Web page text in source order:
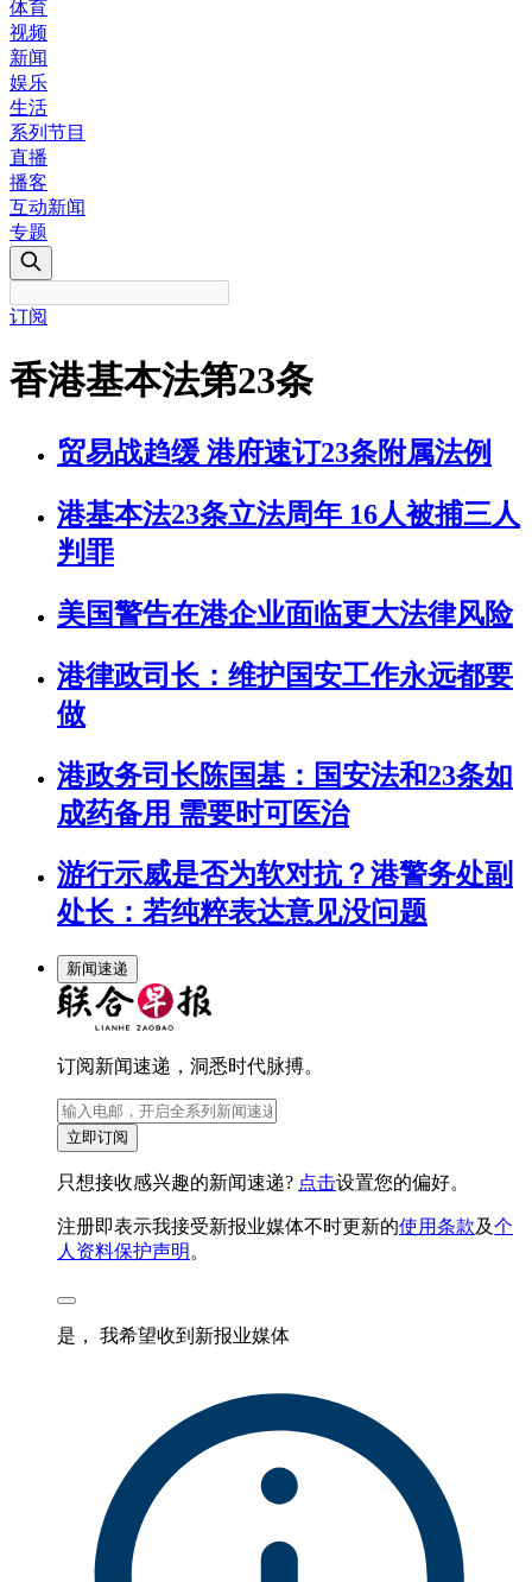
体育
视频
新闻
娱乐
生活
系列节目
直播
播客
互动新闻
专题
订阅
香港基本法第23条
贸易战趋缓 港府速订23条附属法例
港基本法23条立法周年 16人被捕三人
判罪
美国警告在港企业面临更大法律风险
港律政司长：维护国安工作永远都要
做
港政务司长陈国基：国安法和23条如
成药备用 需要时可医治
游行示威是否为软对抗？港警务处副
处长：若纯粹表达意见没问题
新闻速递
订阅新闻速递，洞悉时代脉搏。
立即订阅
只想接收感兴趣的新闻速递? 点击设置您的偏好。
注册即表示我接受新报业媒体不时更新的使用条款及个
人资料保护声明 。
是， 我希望收到新报业媒体